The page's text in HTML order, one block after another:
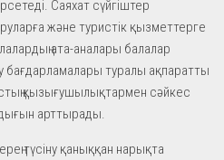
Саяхат сүйгіштер
және туристік қызметтерге
ата-аналары балалар
бағдарламалары туралы ақпаратты
қызығушылықтармен сәйкес
арттырады.
түсіну қаныққан нарықта